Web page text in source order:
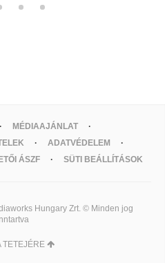
MÉDIAAJÁNLAT
ADATVÉDELEM
ÁSZF SÜTI BEÁLLÍTÁSOK
Hungary Zrt. © Minden jog
TETEJÉRE